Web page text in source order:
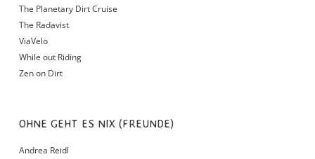
The Planetary Dirt Cruise
The Radavist
ViaVelo
While out Riding
Zen on Dirt
OHNE GEHT ES NIX (FREUNDE)
Andrea Reidl